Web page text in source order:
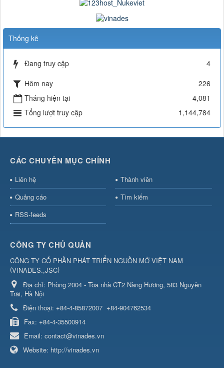
Thống kê
Đang truy cập
4
Hôm nay
226
Tháng hiện tại
4,081
Tổng lượt truy cập
1,144,784
CÁC CHUYÊN MỤC CHÍNH
Liên hệ
Thành viên
Quảng cáo
Tìm kiếm
RSS-feeds
CÔNG TY CHỦ QUẢN
CÔNG TY CỔ PHẦN PHÁT TRIỂN NGUỒN MỞ VIỆT NAM
(VINADES.,JSC)
Địa chỉ: Phòng 2004 - Tòa nhà CT2 Nàng Hương, 583 Nguyễn
Trãi, Hà Nội
Điện thoại: +84-4-85872007 +84-904762534
Fax: +84-4-35500914
Email: contact@vinades.vn
Website: http://vinades.vn